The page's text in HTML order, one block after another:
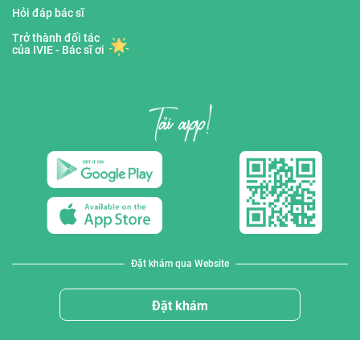
Hỏi đáp bác sĩ
Trở thành đối tác
của IVIE - Bác sĩ ơi
Đặt khám qua Website
Đặt khám